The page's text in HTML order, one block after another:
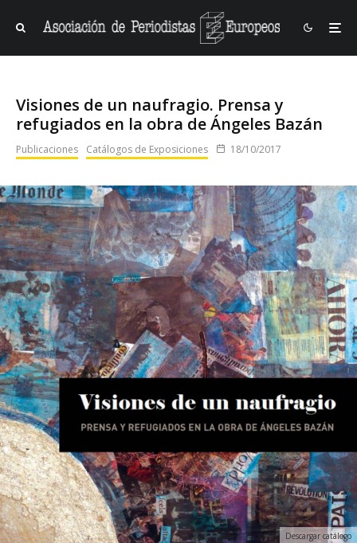
Visiones de un naufragio. Prensa y
refugiados en la obra de Ángeles Bazán
Publicaciones Catálogos de Exposiciones 18/10/2017
Descargar catálogo